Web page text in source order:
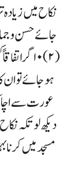
جائے حسن و
(۲) ۰ اگر
عورت سے
مسجد میں